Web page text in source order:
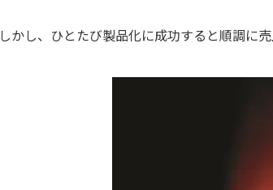
しかし、ひとたび製品化に成功すると順調に